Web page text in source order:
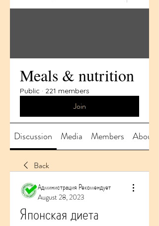
Meals & nutrition
Public · 221 members
Join
Discussion Media Members About
Back
Администрация Рекомендует
August 28, 2023
Японская диета